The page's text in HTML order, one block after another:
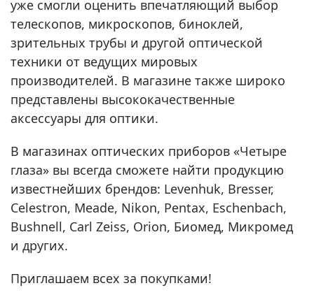
уже смогли оценить впечатляющий выбор
телескопов, микроскопов, биноклей,
зрительных трубы и другой оптической
техники от ведущих мировых
производителей. В магазине также широко
представлены высококачественные
аксессуары для оптики.
В магазинах оптических приборов «Четыре
глаза» вы всегда сможете найти продукцию
известнейших брендов: Levenhuk, Bresser,
Celestron, Meade, Nikon, Pentax, Eschenbach,
Bushnell, Carl Zeiss, Orion, Биомед, Микромед
и других.
Приглашаем всех за покупками!